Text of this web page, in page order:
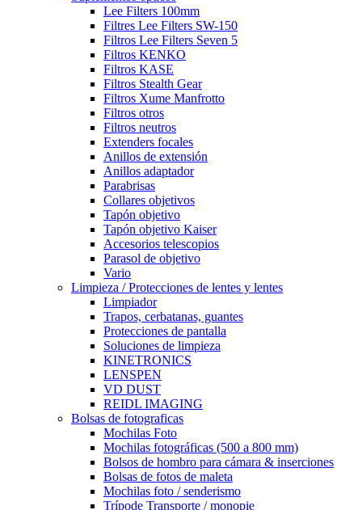
Lee Filters 100mm
Filtres Lee Filters SW-150
Filtros Lee Filters Seven 5
Filtros KENKO
Filtros KASE
Filtros Stealth Gear
Filtros Xume Manfrotto
Filtros otros
Filtros neutros
Extenders focales
Anillos de extensión
Anillos adaptador
Parabrisas
Collares objetivos
Tapón objetivo
Tapón objetivo Kaiser
Accesorios telescopios
Parasol de objetivo
Vario
Limpieza / Protecciones de lentes y lentes
Limpiador
Trapos, cerbatanas, guantes
Protecciones de pantalla
Soluciones de limpieza
KINETRONICS
LENSPEN
VD DUST
REIDL IMAGING
Bolsas de fotograficas
Mochilas Foto
Mochilas fotográficas (500 a 800 mm)
Bolsos de hombro para cámara & inserciones
Bolsas de fotos de maleta
Mochilas foto / senderismo
Trípode Transporte / monopie